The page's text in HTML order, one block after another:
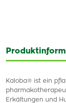
Kaloba® ist ein
Erkältungen und